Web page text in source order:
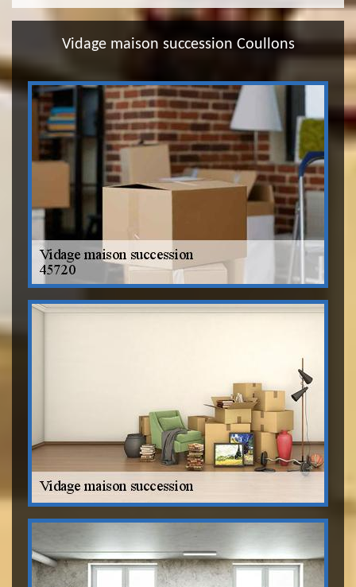
Vidage maison succession Coullons